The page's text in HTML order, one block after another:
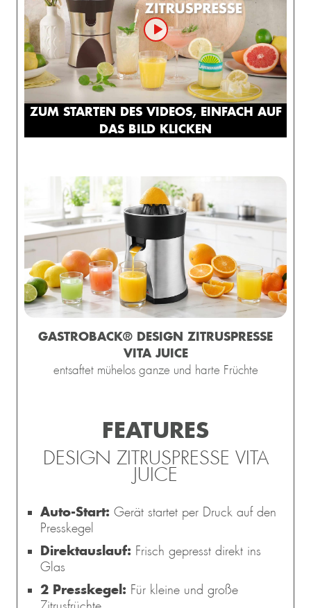
ZUM STARTEN DES VIDEOS, EINFACH AUF
DAS BILD KLICKEN
GASTROBACK® DESIGN ZITRUSPRESSE
VITA JUICE
entsaftet mühelos ganze und harte Früchte
FEATURES
DESIGN ZITRUSPRESSE VITA
JUICE
Auto-Start: Gerät startet per Druck auf den
Presskegel
Direktauslauf: Frisch gepresst direkt ins
Glas
2 Presskegel: Für kleine und große